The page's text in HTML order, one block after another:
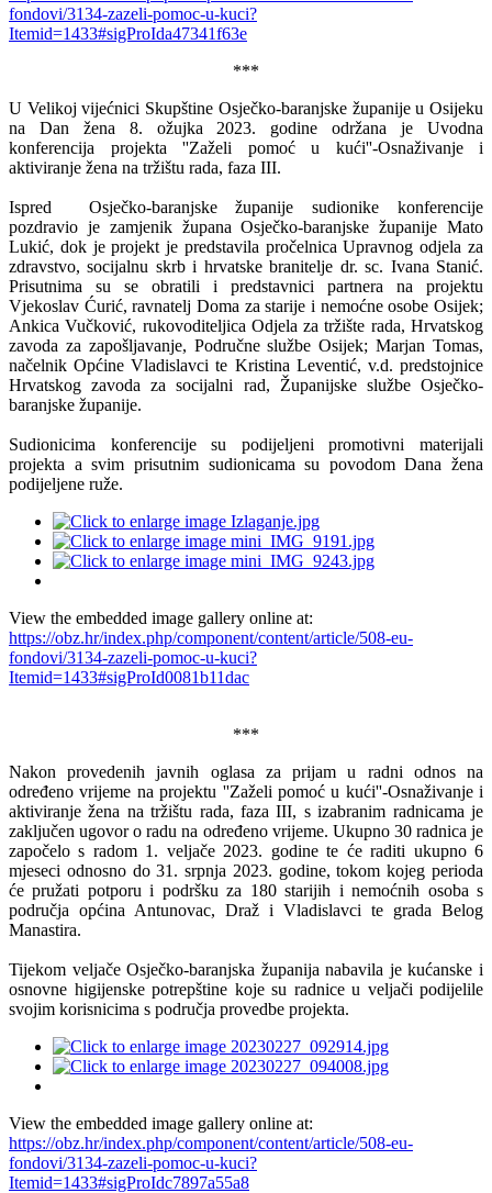
fondovi/3134-zazeli-pomoc-u-kuci?
Itemid=1433#sigProIda47341f63e
***
U Velikoj vijećnici Skupštine Osječko-baranjske županije u Osijeku
na Dan žena 8. ožujka 2023. godine održana je Uvodna
konferencija projekta ''Zaželi pomoć u kući''-Osnaživanje i
aktiviranje žena na tržištu rada, faza III.
Ispred Osječko-baranjske županije sudionike konferencije
pozdravio je zamjenik župana Osječko-baranjske županije Mato
Lukić, dok je projekt je predstavila pročelnica Upravnog odjela za
zdravstvo, socijalnu skrb i hrvatske branitelje dr. sc. Ivana Stanić.
Prisutnima su se obratili i predstavnici partnera na projektu
Vjekoslav Ćurić, ravnatelj Doma za starije i nemoćne osobe Osijek;
Ankica Vučković, rukovoditeljica Odjela za tržište rada, Hrvatskog
zavoda za zapošljavanje, Područne službe Osijek; Marjan Tomas,
načelnik Općine Vladislavci te Kristina Leventić, v.d. predstojnice
Hrvatskog zavoda za socijalni rad, Županijske službe Osječko-
baranjske županije.
Sudionicima konferencije su podijeljeni promotivni materijali
projekta a svim prisutnim sudionicama su povodom Dana žena
podijeljene ruže.
View the embedded image gallery online at:
https://obz.hr/index.php/component/content/article/508-eu-
fondovi/3134-zazeli-pomoc-u-kuci?
Itemid=1433#sigProId0081b11dac
***
Nakon provedenih javnih oglasa za prijam u radni odnos na
određeno vrijeme na projektu ''Zaželi pomoć u kući''-Osnaživanje i
aktiviranje žena na tržištu rada, faza III, s izabranim radnicama je
zaključen ugovor o radu na određeno vrijeme. Ukupno 30 radnica je
započelo s radom 1. veljače 2023. godine te će raditi ukupno 6
mjeseci odnosno do 31. srpnja 2023. godine, tokom kojeg perioda
će pružati potporu i podršku za 180 starijih i nemoćnih osoba s
područja općina Antunovac, Draž i Vladislavci te grada Belog
Manastira.
Tijekom veljače Osječko-baranjska županija nabavila je kućanske i
osnovne higijenske potrepštine koje su radnice u veljači podijelile
svojim korisnicima s područja provedbe projekta.
View the embedded image gallery online at:
https://obz.hr/index.php/component/content/article/508-eu-
fondovi/3134-zazeli-pomoc-u-kuci?
Itemid=1433#sigProIdc7897a55a8